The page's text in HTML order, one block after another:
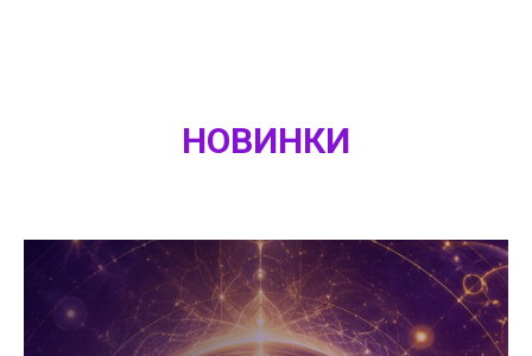
НОВИНКИ